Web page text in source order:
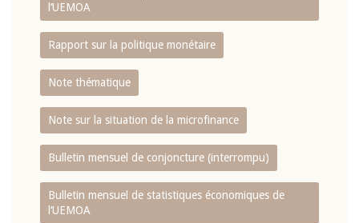
l‘UEMOA
Rapport sur la politique monétaire
Note thématique
Note sur la situation de la microfinance
Bulletin mensuel de conjoncture (interrompu)
Bulletin mensuel de statistiques économiques de
l‘UEMOA